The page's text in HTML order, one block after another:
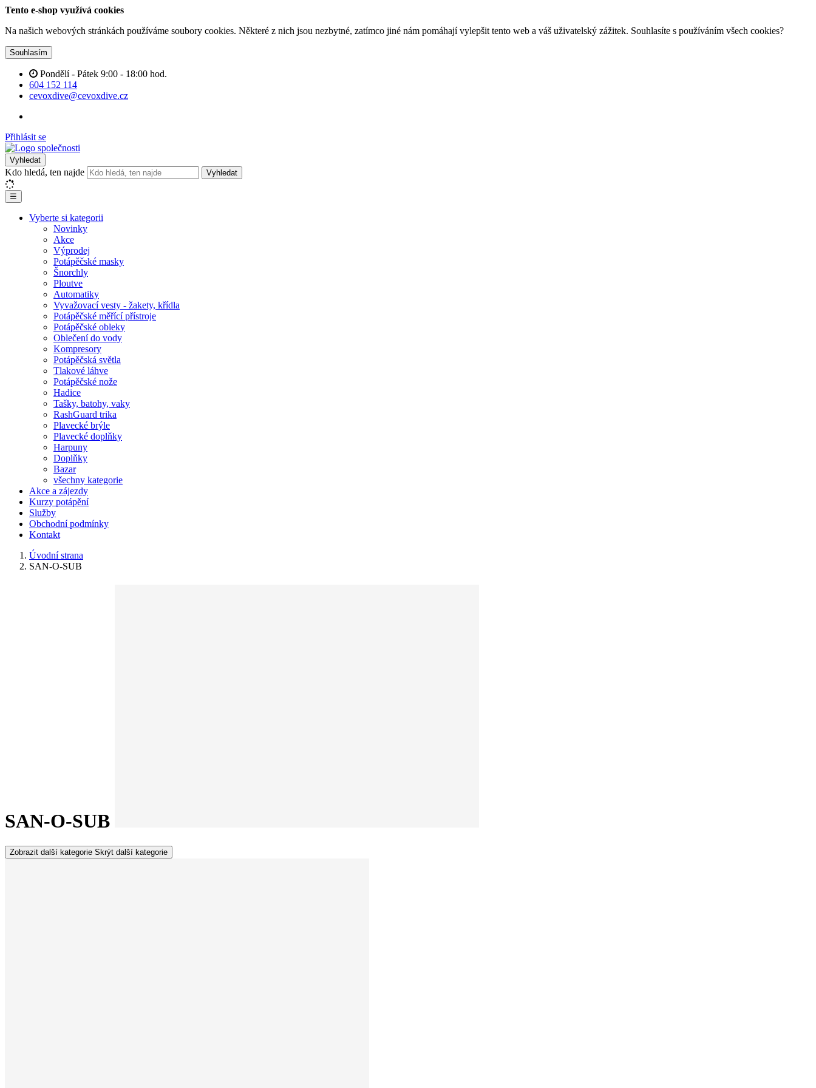
Tento e-shop využívá cookies
Na našich webových stránkách používáme soubory cookies. Některé z nich jsou nezbytné, zatímco jiné nám pomáhají vylepšit tento web a váš uživatelský zážitek. Souhlasíte s používáním všech cookies?
Souhlasím
Pondělí - Pátek 9:00 - 18:00 hod.
604 152 114
cevoxdive@cevoxdive.cz
Přihlásit se
Vyhledat
Kdo hledá, ten najde Vyhledat
☰
Vyberte si kategorii
Novinky
Akce
Výprodej
Potápěčské masky
Šnorchly
Ploutve
Automatiky
Vyvažovací vesty - žakety, křídla
Potápěčské měřící přístroje
Potápěčské obleky
Oblečení do vody
Kompresory
Potápěčská světla
Tlakové láhve
Potápěčské nože
Hadice
Tašky, batohy, vaky
RashGuard trika
Plavecké brýle
Plavecké doplňky
Harpuny
Doplňky
Bazar
všechny kategorie
Akce a zájezdy
Kurzy potápění
Služby
Obchodní podmínky
Kontakt
Úvodní strana
SAN-O-SUB
SAN-O-SUB
Zobrazit další kategorie Skrýt další kategorie